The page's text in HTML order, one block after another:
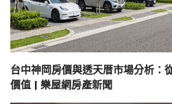
台中神岡房價與透天厝市場分析：
價值 | 樂屋網房產新聞